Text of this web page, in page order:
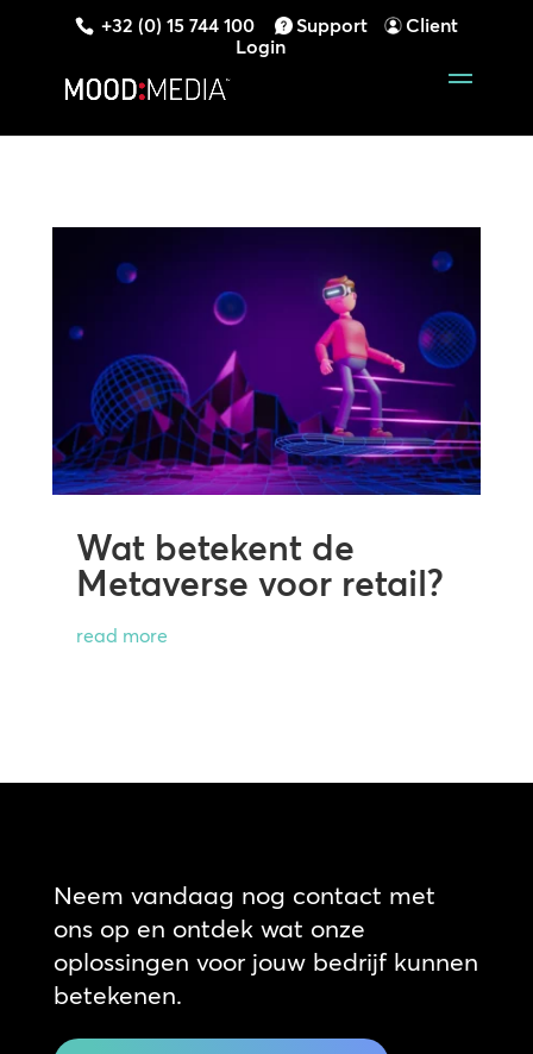
+32 (0) 15 744 100 Support
Client
Login
Wat betekent de
Metaverse voor retail?
read more
Neem vandaag nog contact met
ons op en ontdek wat onze
oplossingen voor jouw bedrijf kunnen
betekenen.